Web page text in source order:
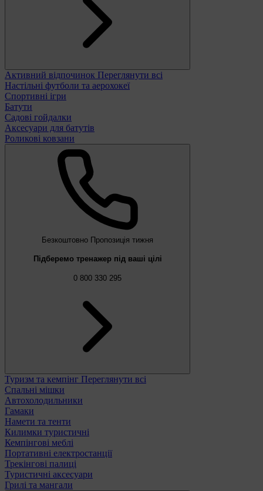
Активний відпочинок Переглянути всі
Настільні футболи та аерохокеї
Спортивні ігри
Батути
Садові гойдалки
Аксесуари для батутів
Роликові ковзани
Безкоштовно Пропозиція тижня
Підберемо тренажер під ваші цілі
0 800 330 295
Туризм та кемпінг Переглянути всі
Спальні мішки
Автохолодильники
Гамаки
Намети та тенти
Килимки туристичні
Кемпінгові меблі
Портативні електростанції
Трекінгові палиці
Туристичні аксесуари
Грилі та мангали